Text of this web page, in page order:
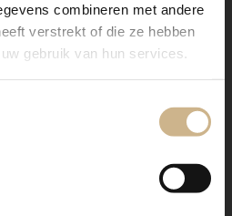
combineren met andere
verstrekt of die ze hebben
gebruik van hun services.